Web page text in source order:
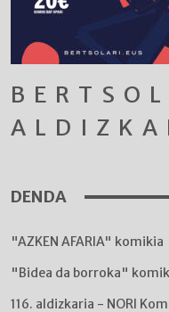
DENDA
"AZKEN AFARIA" komikia
"Bidea da borroka"
116. aldizkaria - NORI